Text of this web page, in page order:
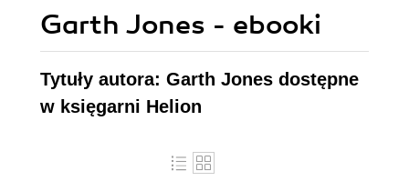
Garth Jones - ebooki
Tytuły autora: Garth Jones dostępne
w księgarni Helion